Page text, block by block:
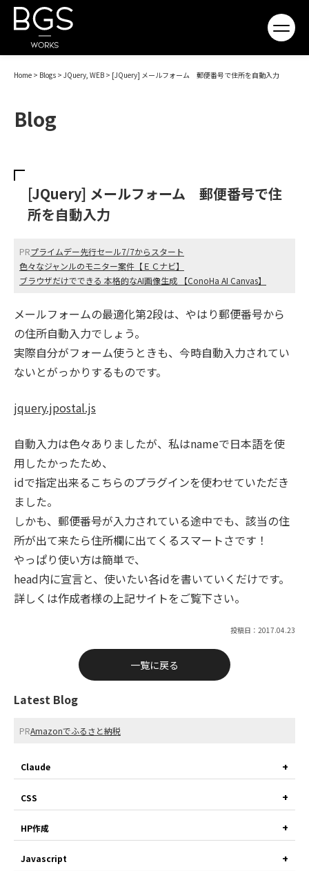
Home > Blogs > JQuery, WEB > [JQuery] メールフォーム 郵便番号で住所を自動入力
Blog
[JQuery] メールフォーム 郵便番号で住
所を自動入力
PRプライムデー先行セール7/7からスタート
色々なジャンルのモニター案件【ＥＣナビ】
ブラウザだけでできる 本格的なAI画像生成 【ConoHa AI Canvas】
メールフォームの最適化第2段は、やはり郵便番号から
の住所自動入力でしょう。
実際自分がフォーム使うときも、今時自動入力されてい
ないとがっかりするものです。
jquery.jpostal.js
自動入力は色々ありましたが、私はnameで日本語を使
用したかったため、
idで指定出来るこちらのプラグインを使わせていただき
ました。
しかも、郵便番号が入力されている途中でも、該当の住
所が出て来たら住所欄に出てくるスマートさです！
やっぱり使い方は簡単で、
head内に宣言と、使いたい各idを書いていくだけです。
詳しくは作成者様の上記サイトをご覧下さい。
投稿日：2017.04.23
一覧に戻る
Latest Blog
PRAmazonでふるさと納税
Claude
CSS
HP作成
Javascript